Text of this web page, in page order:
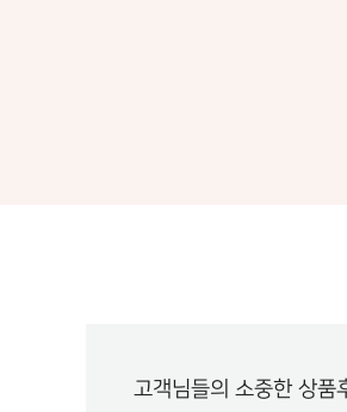
고객님들의 소중한 상품